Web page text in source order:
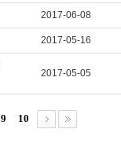
2017-06-08
2017-05-16
2017-05-05
9 10